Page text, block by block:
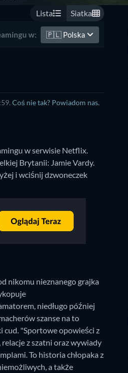
Lista Siatka
w: 🇵🇱 Polska
Coś nie tak? Powiadom nas.
w serwisie Netflix.
Brytanii: Jamie Vardy.
i wciśnij dzwoneczek
nikomu nieznanego grajka
niedługo później
szanse na to
cud. "Sportowe opowieści z
z szatni oraz wywiady
To historia chłopaka z
a także